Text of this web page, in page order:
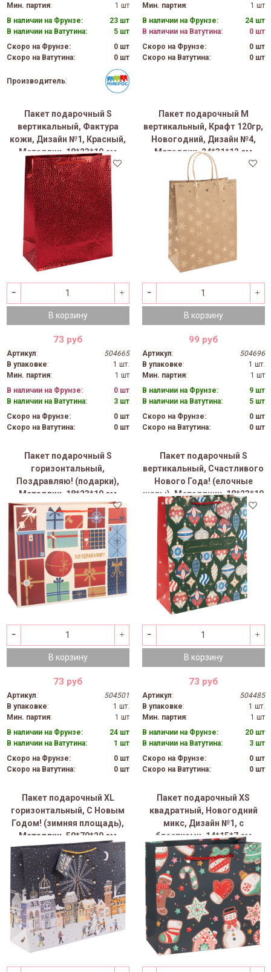
Мин. партия:
1 шт
В наличии на Фрунзе:
23 шт
В наличии на Ватутина:
5 шт
Скоро на Фрунзе:
0 шт
Скоро на Ватутина:
0 шт
Производитель:
Мин. партия:
1 шт
В наличии на Фрунзе:
24 шт
В наличии на Ватутина:
0 шт
Скоро на Фрунзе:
0 шт
Скоро на Ватутина:
0 шт
Пакет подарочный S
вертикальный, Фактура
кожи, Дизайн №1, Красный,
Металлик, 18*23*10 см
(Д*В*Ш), 1 шт.
В корзину
73 руб
Артикул:
504665
В упаковке:
1 шт.
Мин. партия:
1 шт
В наличии на Фрунзе:
0 шт
В наличии на Ватутина:
3 шт
Скоро на Фрунзе:
0 шт
Скоро на Ватутина:
0 шт
Пакет подарочный M
вертикальный, Крафт 120гр,
Новогодний, Дизайн №4,
Металлик, 24*31*12 см
(Д*В*Ш), 1 шт.
В корзину
99 руб
Артикул:
504696
В упаковке:
1 шт.
Мин. партия:
1 шт
В наличии на Фрунзе:
9 шт
В наличии на Ватутина:
5 шт
Скоро на Фрунзе:
0 шт
Скоро на Ватутина:
0 шт
Пакет подарочный S
горизонтальный,
Поздравляю! (подарки),
Металлик, 18*23*10 см
(Д*В*Ш), 1 шт.
В корзину
73 руб
Артикул:
504501
В упаковке:
1 шт.
Мин. партия:
1 шт
В наличии на Фрунзе:
24 шт
В наличии на Ватутина:
1 шт
Скоро на Фрунзе:
0 шт
Скоро на Ватутина:
0 шт
Пакет подарочный S
вертикальный, Счастливого
Нового Года! (елочные
шары), Металликк, 18*23*10
см (Д*В*Ш), 1 шт.
В корзину
73 руб
Артикул:
504485
В упаковке:
1 шт.
Мин. партия:
1 шт
В наличии на Фрунзе:
20 шт
В наличии на Ватутина:
3 шт
Скоро на Фрунзе:
0 шт
Скоро на Ватутина:
0 шт
Пакет подарочный ХL
горизонтальный, С Новым
Годом! (зимняя площадь),
Металлик, 50*70*20 см
(Д*В*Ш), 1 шт.
Пакет подарочный XS
квадратный, Новогодний
микс, Дизайн №1, с
блестками, 14*15*7 см
(Д*В*Ш)